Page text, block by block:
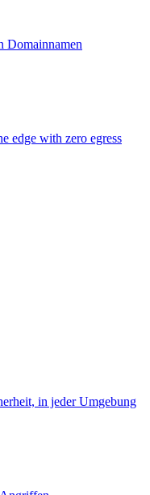
Domainnamen
edge with zero egress
in jeder Umgebung